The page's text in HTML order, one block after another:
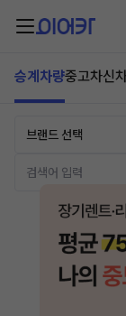
승계차량중고차신